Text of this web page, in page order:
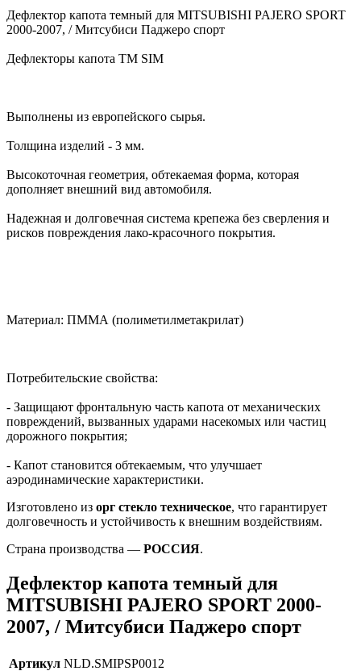
Дефлектор капота темный для MITSUBISHI PAJERO SPORT
2000-2007, / Митсубиси Паджеро спорт
Дефлекторы капота TM SIM
Выполнены из европейского сырья.
Толщина изделий - 3 мм.
Высокоточная геометрия, обтекаемая форма, которая
дополняет внешний вид автомобиля.
Надежная и долговечная система крепежа без сверления и
рисков повреждения лако-красочного покрытия.
Материал: ПММА (полиметилметакрилат)
Потребительские свойства:
- Защищают фронтальную часть капота от механических
повреждений, вызванных ударами насекомых или частиц
дорожного покрытия;
- Капот становится обтекаемым, что улучшает
аэродинамические характеристики.
Изготовлено из орг стекло техническое, что гарантирует
долговечность и устойчивость к внешним воздействиям.
Страна производства — РОССИЯ.
Дефлектор капота темный для
MITSUBISHI PAJERO SPORT 2000-
2007, / Митсубиси Паджеро спорт
Артикул NLD.SMIPSP0012